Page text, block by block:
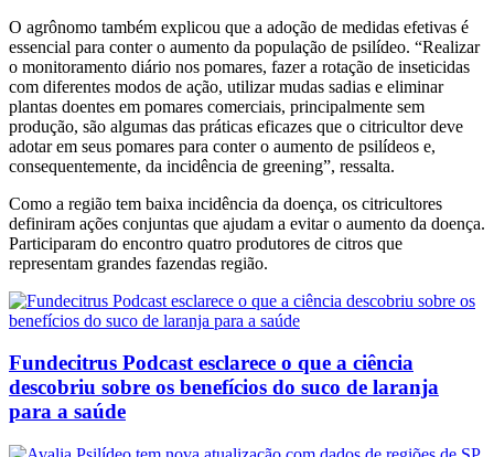
O agrônomo também explicou que a adoção de medidas efetivas é
essencial para conter o aumento da população de psilídeo. “Realizar
o monitoramento diário nos pomares, fazer a rotação de inseticidas
com diferentes modos de ação, utilizar mudas sadias e eliminar
plantas doentes em pomares comerciais, principalmente sem
produção, são algumas das práticas eficazes que o citricultor deve
adotar em seus pomares para conter o aumento de psilídeos e,
consequentemente, da incidência de greening”, ressalta.
Como a região tem baixa incidência da doença, os citricultores
definiram ações conjuntas que ajudam a evitar o aumento da doença.
Participaram do encontro quatro produtores de citros que
representam grandes fazendas região.
Fundecitrus Podcast esclarece o que a ciência
descobriu sobre os benefícios do suco de laranja
para a saúde